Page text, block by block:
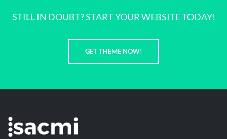
STILL IN DOUBT? START YOUR WEBSITE TODAY!
GET THEME NOW!